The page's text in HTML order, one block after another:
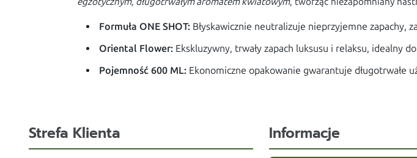
Formuła ONE SHOT: Błyskawicznie neutralizuje nieprzyjemne zapachy,
Oriental Flower: Ekskluzywny, trwały zapach luksusu i relaksu, idealny
Pojemność 600 ML: Ekonomiczne opakowanie gwarantuje długotrwałe
Strefa Klienta Informacje